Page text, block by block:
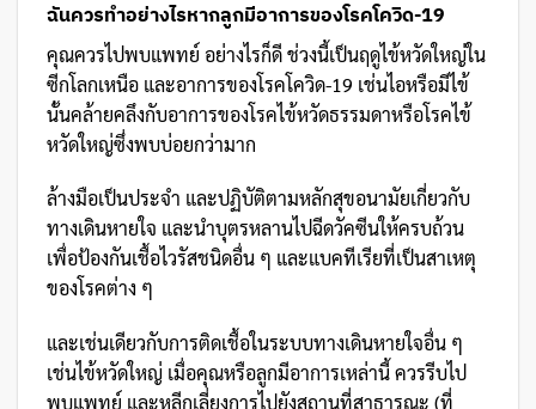
ฉันควรทำอย่างไรหากลูกมีอาการของโรคโควิด-19
คุณควรไปพบแพทย์ อย่างไรก็ดี ช่วงนี้เป็นฤดูไข้หวัดใหญ่ใน
ซีกโลกเหนือ และอาการของโรคโควิด-19 เช่นไอหรือมีไข้
นั้นคล้ายคลึงกับอาการของโรคไข้หวัดธรรมดาหรือโรคไข้
หวัดใหญ่ซึ่งพบบ่อยกว่ามาก
ล้างมือเป็นประจำ และปฏิบัติตามหลักสุขอนามัยเกี่ยวกับ
ทางเดินหายใจ และนำบุตรหลานไปฉีดวัคซีนให้ครบถ้วน
เพื่อป้องกันเชื้อไวรัสชนิดอื่น ๆ และแบคทีเรียที่เป็นสาเหตุ
ของโรคต่าง ๆ
และเช่นเดียวกับการติดเชื้อในระบบทางเดินหายใจอื่น ๆ
เช่นไข้หวัดใหญ่ เมื่อคุณหรือลูกมีอาการเหล่านี้ ควรรีบไป
พบแพทย์ และหลีกเลี่ยงการไปยังสถานที่สาธารณะ (ที่